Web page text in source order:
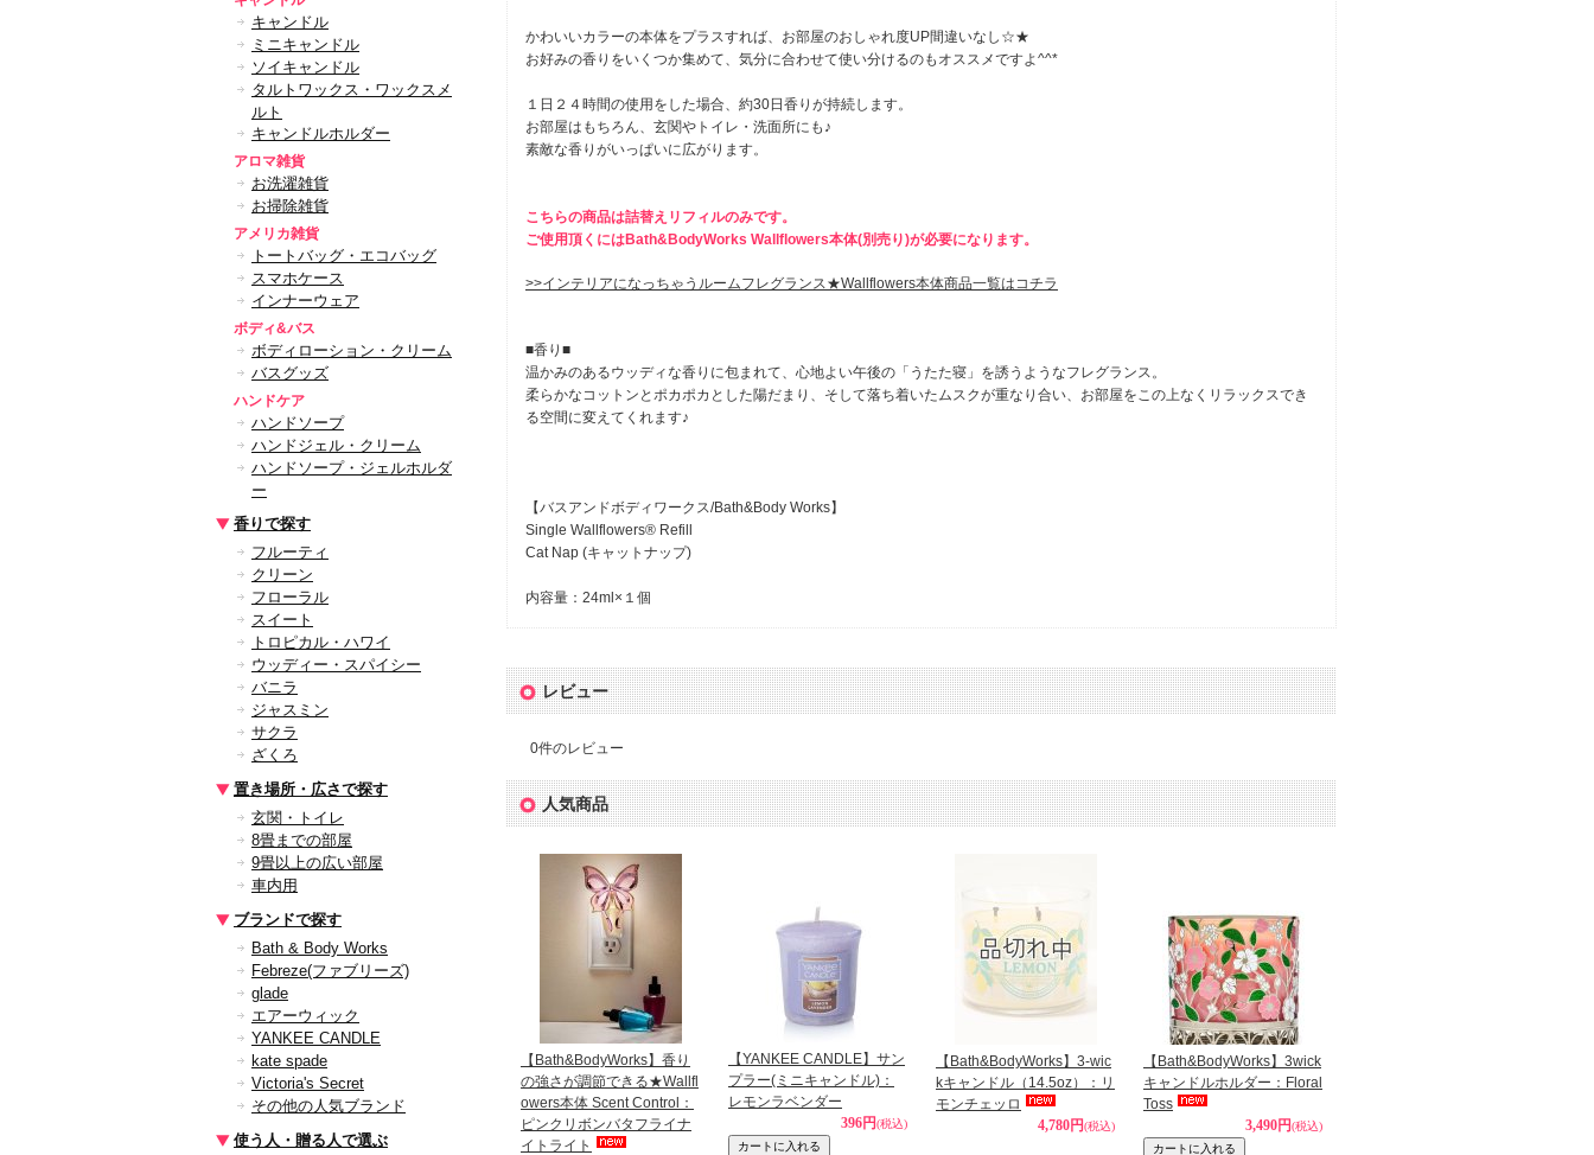
キャンドル
ミニキャンドル
ソイキャンドル
タルトワックス・ワックスメ
ルト
キャンドルホルダー
アロマ雑貨
お洗濯雑貨
お掃除雑貨
アメリカ雑貨
トートバッグ・エコバッグ
スマホケース
インナーウェア
ボディ&バス
ボディローション・クリーム
バスグッズ
ハンドケア
ハンドソープ
ハンドジェル・クリーム
ハンドソープ・ジェルホルダ
ー
香りで探す
フルーティ
クリーン
フローラル
スイート
トロピカル・ハワイ
ウッディー・スパイシー
バニラ
ジャスミン
サクラ
ざくろ
置き場所・広さで探す
玄関・トイレ
8畳までの部屋
9畳以上の広い部屋
車内用
ブランドで探す
Bath & Body Works
Febreze(ファブリーズ)
glade
エアーウィック
YANKEE CANDLE
kate spade
Victoria's Secret
その他の人気ブランド
使う人・贈る人で選ぶ
かわいいカラーの本体をプラスすれば、お部屋のおしゃれ度UP間違いなし☆★
お好みの香りをいくつか集めて、気分に合わせて使い分けるのもオススメですよ^^*
１日２４時間の使用をした場合、約30日香りが持続します。
お部屋はもちろん、玄関やトイレ・洗面所にも♪
素敵な香りがいっぱいに広がります。
こちらの商品は詰替えリフィルのみです。
ご使用頂くにはBath&BodyWorks Wallflowers本体(別売り)が必要になります。
>>インテリアになっちゃうルームフレグランス★Wallflowers本体商品一覧はコチラ
■香り■
温かみのあるウッディな香りに包まれて、心地よい午後の「うたた寝」を誘うようなフレグランス。
柔らかなコットンとポカポカとした陽だまり、そして落ち着いたムスクが重なり合い、お部屋をこの上なくリラックスでき
る空間に変えてくれます♪
【バスアンドボディワークス/Bath&Body Works】
Single Wallflowers® Refill
Cat Nap (キャットナップ)
内容量：24ml×１個
レビュー
0件のレビュー
人気商品
【Bath&BodyWorks】香り
の強さが調節できる★Wallfl
owers本体 Scent Control：
ピンクリボンバタフライナ
イトライト
【YANKEE CANDLE】サン
プラー(ミニキャンドル)：
レモンラベンダー
396円(税込)
【Bath&BodyWorks】3-wic
kキャンドル（14.5oz）：リ
モンチェッロ
4,780円(税込)
【Bath&BodyWorks】3wick
キャンドルホルダー：Floral
Toss
3,490円(税込)